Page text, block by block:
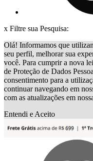
x Filtre sua Pesquisa:
Olá! Informamos que
seu perfil, melhorar sua
você. Para cumprir a nova
de Proteção de Dados
consentimento para a
continuar navegando em
com as atualizações em
Entendi e Aceito